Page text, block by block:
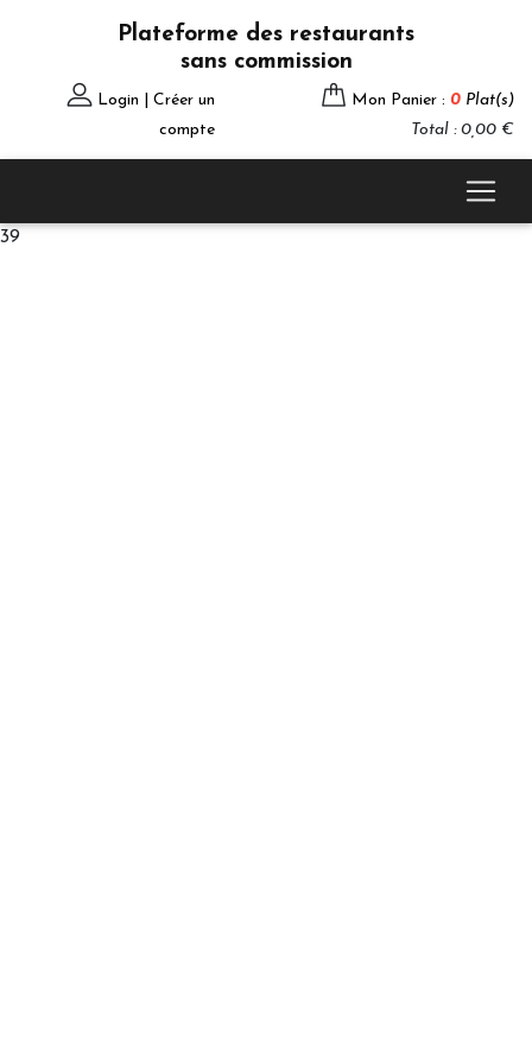
Plateforme des restaurants
sans commission
Login | Créer un
compte
Mon Panier : 0 Plat(s)
Total : 0,00 €
39